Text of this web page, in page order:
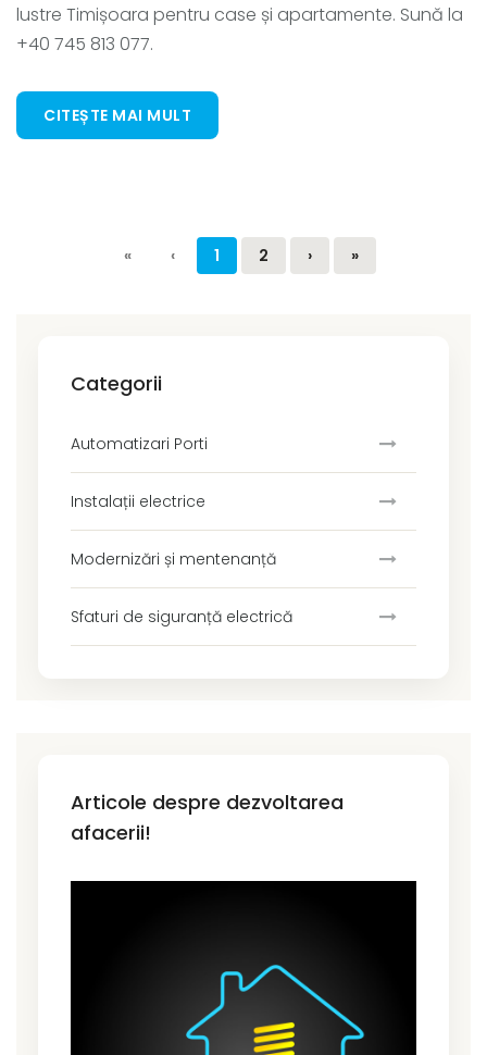
lustre Timișoara pentru case și apartamente. Sună la
+40 745 813 077.
CITEȘTE MAI MULT
« ‹ 1 2 › »
Categorii
Automatizari Porti
Instalații electrice
Modernizări și mentenanță
Sfaturi de siguranță electrică
Articole despre dezvoltarea
afacerii!